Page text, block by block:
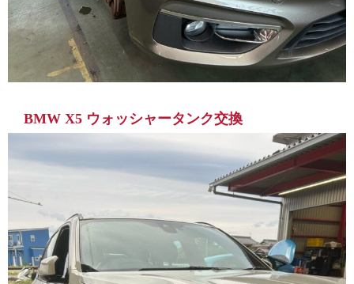
BMW X5 ウォッシャータンク交換